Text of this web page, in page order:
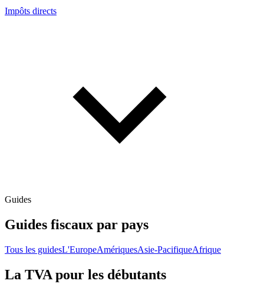
Impôts directs
Guides
Guides fiscaux par pays
Tous les guidesL'EuropeAmériquesAsie-PacifiqueAfrique
La TVA pour les débutants